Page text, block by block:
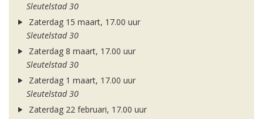
Sleutelstad 30
Zaterdag 15 maart, 17.00 uur
Sleutelstad 30
Zaterdag 8 maart, 17.00 uur
Sleutelstad 30
Zaterdag 1 maart, 17.00 uur
Sleutelstad 30
Zaterdag 22 februari, 17.00 uur